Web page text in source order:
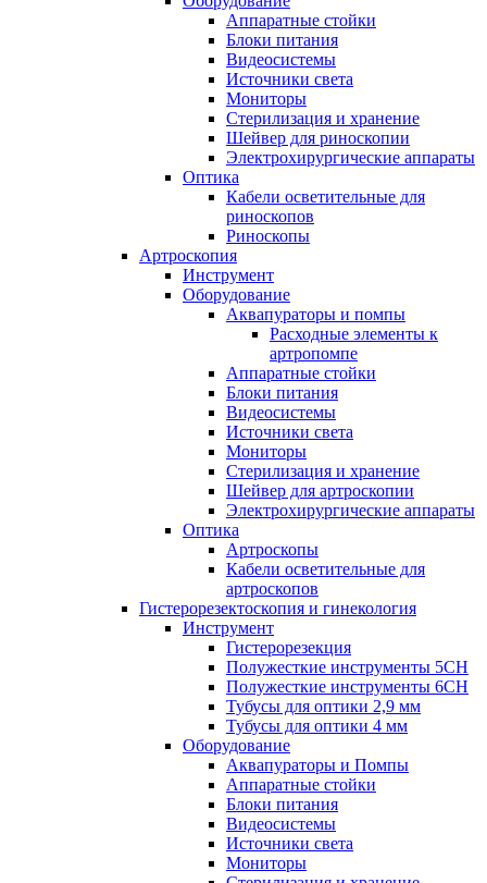
Аппаратные стойки
Блоки питания
Видеосистемы
Источники света
Мониторы
Стерилизация и хранение
Шейвер для риноскопии
Электрохирургические аппараты
Оптика
Кабели осветительные для
риноскопов
Риноскопы
Артроскопия
Инструмент
Оборудование
Аквапураторы и помпы
Расходные элементы к
артропомпе
Аппаратные стойки
Блоки питания
Видеосистемы
Источники света
Мониторы
Стерилизация и хранение
Шейвер для артроскопии
Электрохирургические аппараты
Оптика
Артроскопы
Кабели осветительные для
артроскопов
Гистерорезектоскопия и гинекология
Инструмент
Гистерорезекция
Полужесткие инструменты 5CH
Полужесткие инструменты 6CH
Тубусы для оптики 2,9 мм
Тубусы для оптики 4 мм
Оборудование
Аквапураторы и Помпы
Аппаратные стойки
Блоки питания
Видеосистемы
Источники света
Мониторы